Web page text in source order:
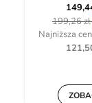
199,26 zł
Najniższa